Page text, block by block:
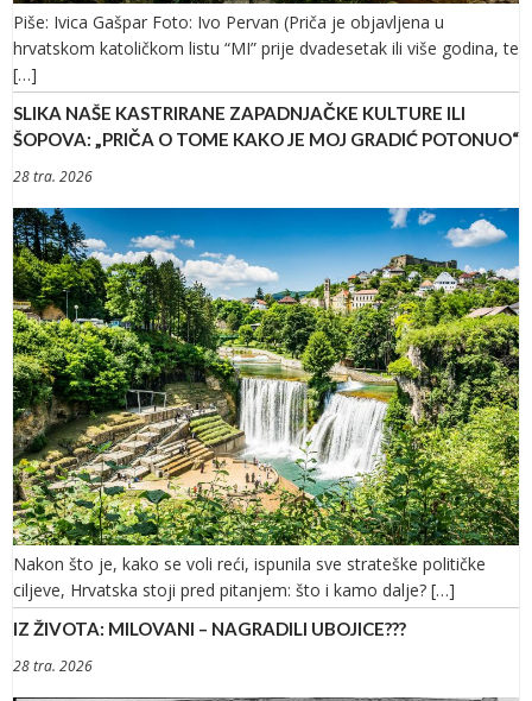
Piše: Ivica Gašpar Foto: Ivo Pervan (Priča je objavljena u
hrvatskom katoličkom listu “MI” prije dvadesetak ili više godina, te
[…]
SLIKA NAŠE KASTRIRANE ZAPADNJAČKE KULTURE ILI
ŠOPOVA: „PRIČA O TOME KAKO JE MOJ GRADIĆ POTONUO“
28 tra. 2026
Nakon što je, kako se voli reći, ispunila sve strateške političke
ciljeve, Hrvatska stoji pred pitanjem: što i kamo dalje? […]
IZ ŽIVOTA: MILOVANI – NAGRADILI UBOJICE???
28 tra. 2026